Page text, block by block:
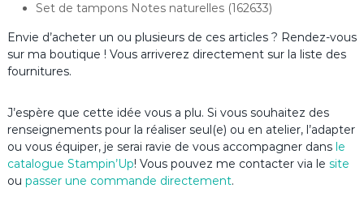
Set de tampons Notes naturelles (162633)
Envie d’acheter un ou plusieurs de ces articles ? Rendez-vous
sur ma boutique ! Vous arriverez directement sur la liste des
fournitures.
J’espère que cette idée vous a plu. Si vous souhaitez des
renseignements pour la réaliser seul(e) ou en atelier, l’adapter
ou vous équiper, je serai ravie de vous accompagner dans le
catalogue Stampin’Up! Vous pouvez me contacter via le site
ou passer une commande directement.